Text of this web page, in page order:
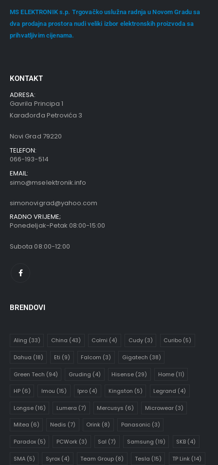
MS ELEKTRONIK s.p. Trgovačko uslužna radnja u Novom Gradu sa
dva prodajna prostora nudi veliki izbor elektronskih proizvoda sa
prihvatljivim cijenama.
KONTAKT
ADRESA:
Gavrila Principa 1
Karađorđa Petrovića 3
Novi Grad 79220
TELEFON:
066-193-514
EMAIL:
simo@mselektronik.info
simonovigrad@yahoo.com
RADNO VRIJEME;
Ponedeljak-Petak 08:00-15:00
Subota 08:00-12:00
BRENDOVI
Aling (33) China (43) Colmi (4) Cudy(3) Curibo (5)
Dahua (18) Eti (9) Falcom (3) Gigatech (38)
Green Tech (94) Gruding (4) Hisense (29) Home(11)
HP(6) Imou (15) Ipro (4) Kingston (5) Legrand (4)
Longse(16) Lumera (7) Mercusys (6) Microwear(3)
Mitea (6) Nedis (7) Orink (8) Panasonic(3)
Paradox(5) PCWork (3) Sal (7) Samsung (19) SKB (4)
SMA(5) Syrox (4) Team Group (8) Tesla (15) TP Link (14)